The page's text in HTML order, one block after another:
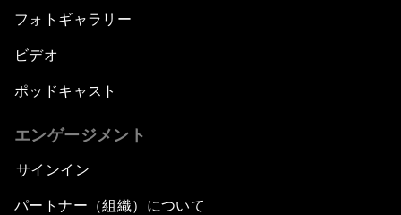
フォトギャラリー
ビデオ
ポッドキャスト
エンゲージメント
サインイン
パートナー（組織）について